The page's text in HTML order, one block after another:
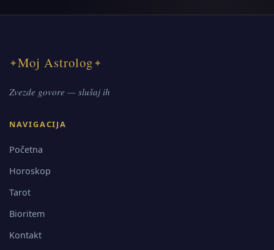
✦Moj Astrolog✦
Zvezde govore — slušaj ih
NAVIGACIJA
Početna
Horoskop
Tarot
Bioritem
Kontakt